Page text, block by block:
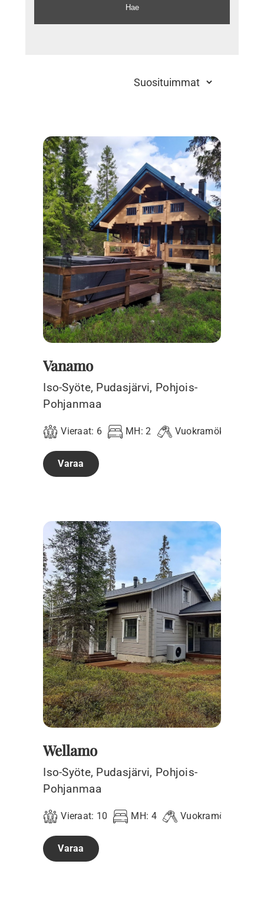
Hae
Vanamo
Iso-Syöte, Pudasjärvi, Pohjois-
Pohjanmaa
Vieraat: 6 MH:2 Vuokramökki
Varaa
Wellamo
Iso-Syöte, Pudasjärvi, Pohjois-
Pohjanmaa
Vieraat: 10 MH: 4 Vuokramökki
Varaa